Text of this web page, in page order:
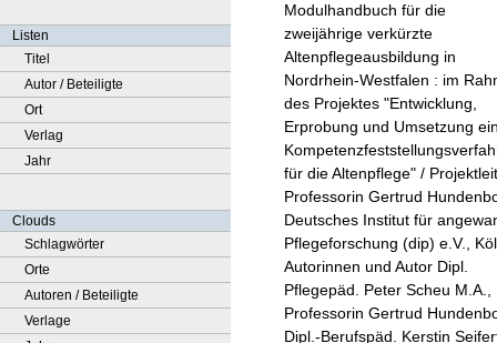
Listen
Titel
Autor / Beteiligte
Ort
Verlag
Jahr
Clouds
Schlagwörter
Orte
Autoren / Beteiligte
Verlage
Modulhandbuch für die
zweijährige verkürzte
Altenpflegeausbildung in
Nordrhein-Westfalen : im
des Projektes "Entwicklung,
Erprobung und Umsetzung
für die Altenpflege" /
Professorin Gertrud
Deutsches Institut für
Pflegeforschung (dip) e.V.,
Autorinnen und Autor Dipl.
Pflegepäd. Peter Scheu M.A.,
Professorin Gertrud
Dipl.-Berufspäd. Kerstin